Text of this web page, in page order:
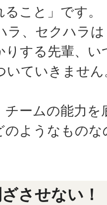
ること」です。
ラ、セクハラ
りする先輩、
いていきません
チームの能力
のようなもの
させない！